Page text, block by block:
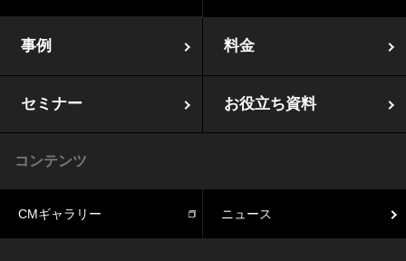
事例 料金
セミナー お役立ち資料
コンテンツ
CMギャラリー ニュース